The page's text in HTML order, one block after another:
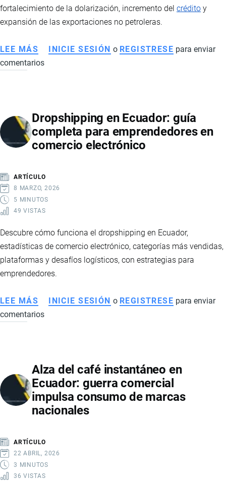
fortalecimiento de la dolarización, incremento del crédito y
expansión de las exportaciones no petroleras.
LEE MÁS SOBRE
ECONOMÍA
2026:
SEÑALES
DE
ESTABILIDAD
Y
FORTALECIMIENTO
INICIE SESIÓN o REGISTRESE para enviar
comentarios
Dropshipping en Ecuador: guía
completa para emprendedores en
comercio electrónico
ARTÍCULO
8 MARZO, 2026
5 MINUTOS
49 VISTAS
Descubre cómo funciona el dropshipping en Ecuador,
estadísticas de comercio electrónico, categorías más vendidas,
plataformas y desafíos logísticos, con estrategias para
emprendedores.
LEE MÁS SOBRE
DROPSHIPPING
COMPLETA
PARA
EMPRENDEDORES
EN
INICIE SESIÓN o REGISTRESE para enviar
comentarios
Alza del café instantáneo en
Ecuador: guerra comercial
impulsa consumo de marcas
nacionales
ARTÍCULO
22 ABRIL, 2026
3 MINUTOS
36 VISTAS